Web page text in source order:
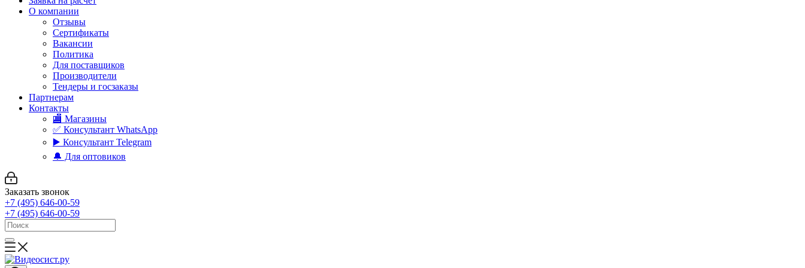
О компании
Отзывы
Сертификаты
Вакансии
Политика
Для поставщиков
Производители
Тендеры и госзаказы
Партнерам
Контакты
🏬 Магазины
✅️ Консультант WhatsApp
▶️ Консультант Telegram
🔔 Для оптовиков
Заказать звонок
+7 (495) 646-00-59
+7 (495) 646-00-59